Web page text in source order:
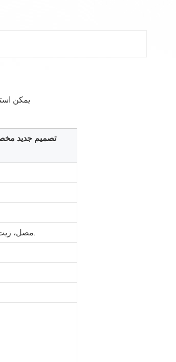
مصل، زيت أساسي، عصير إلكتروني، غسول، أصباغ سائلة، كريم، علاج عطري، إلخ.